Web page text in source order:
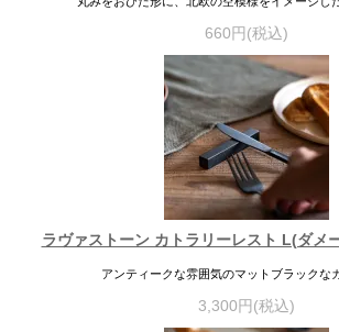
660円(税込)
ラヴァストーン カトラリーレスト L(ダメ
アンティークな雰囲気のマットブラックな
3,300円(税込)